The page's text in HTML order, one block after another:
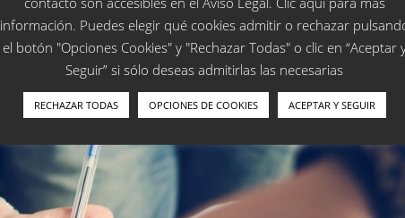
información. Puedes elegir qué cookies admitir o rechazar
el botón "Opciones Cookies" y "Rechazar Todas" o clic en “Aceptar
Seguir” si sólo deseas admitirlas las necesarias
RECHAZAR TODAS OPCIONES DE COOKIES ACEPTAR Y SEGUIR